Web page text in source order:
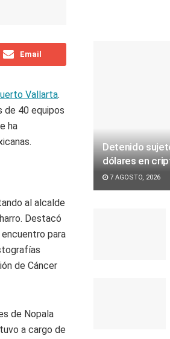
Email
Vallarta.
de 40 equipos
ha
al alcalde
Destacó
para
de Cáncer
de Nopala
a cargo de
Detenido
dólares en
7 AGOSTO, 2026